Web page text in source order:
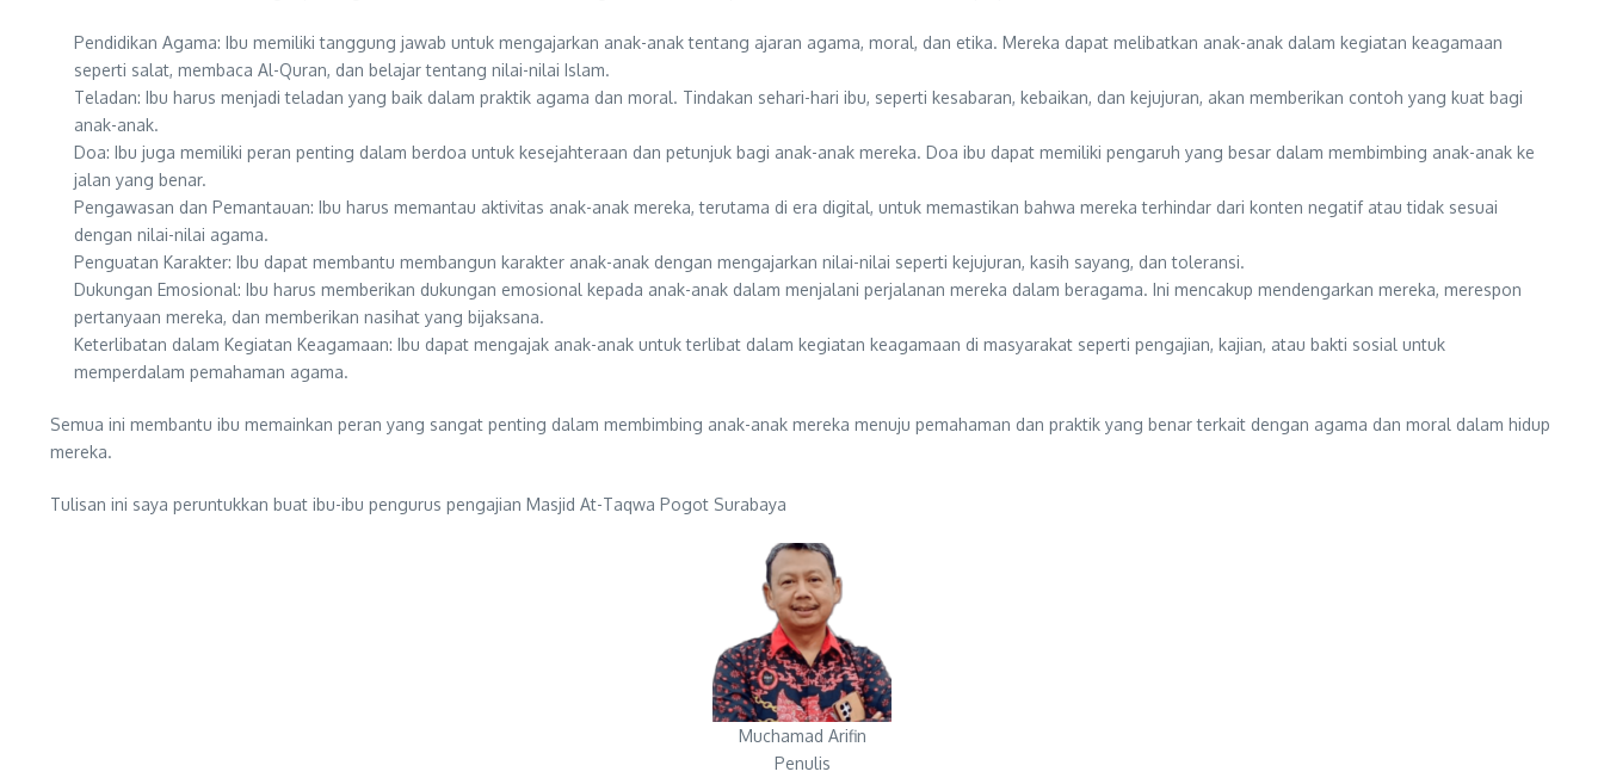
Pendidikan Agama: Ibu memiliki tanggung jawab untuk mengajarkan anak-anak tentang ajaran agama, moral, dan etika. Mereka dapat melibatkan anak-anak dalam kegiatan keagamaan
seperti salat, membaca Al-Quran, dan belajar tentang nilai-nilai Islam.
Teladan: Ibu harus menjadi teladan yang baik dalam praktik agama dan moral. Tindakan sehari-hari ibu, seperti kesabaran, kebaikan, dan kejujuran, akan memberikan contoh yang kuat bagi
anak-anak.
Doa: Ibu juga memiliki peran penting dalam berdoa untuk kesejahteraan dan petunjuk bagi anak-anak mereka. Doa ibu dapat memiliki pengaruh yang besar dalam membimbing anak-anak ke
jalan yang benar.
Pengawasan dan Pemantauan: Ibu harus memantau aktivitas anak-anak mereka, terutama di era digital, untuk memastikan bahwa mereka terhindar dari konten negatif atau tidak sesuai
dengan nilai-nilai agama.
Penguatan Karakter: Ibu dapat membantu membangun karakter anak-anak dengan mengajarkan nilai-nilai seperti kejujuran, kasih sayang, dan toleransi.
Dukungan Emosional: Ibu harus memberikan dukungan emosional kepada anak-anak dalam menjalani perjalanan mereka dalam beragama. Ini mencakup mendengarkan mereka, merespon
pertanyaan mereka, dan memberikan nasihat yang bijaksana.
Keterlibatan dalam Kegiatan Keagamaan: Ibu dapat mengajak anak-anak untuk terlibat dalam kegiatan keagamaan di masyarakat seperti pengajian, kajian, atau bakti sosial untuk
memperdalam pemahaman agama.
Semua ini membantu ibu memainkan peran yang sangat penting dalam membimbing anak-anak mereka menuju pemahaman dan praktik yang benar terkait dengan agama dan moral dalam hidup
mereka.
Tulisan ini saya peruntukkan buat ibu-ibu pengurus pengajian Masjid At-Taqwa Pogot Surabaya
Muchamad Arifin
Penulis